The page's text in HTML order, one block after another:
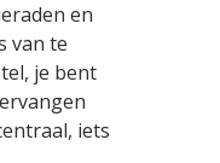
en
van te
je bent
iets